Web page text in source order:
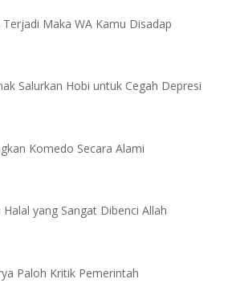
Terjadi Maka WA Kamu Disadap
Salurkan Hobi untuk Cegah Depresi
Komedo Secara Alami
yang Sangat Dibenci Allah
Paloh Kritik Pemerintah